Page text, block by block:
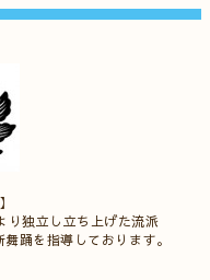
独立し立ち上げた流派
踊を指導しております。